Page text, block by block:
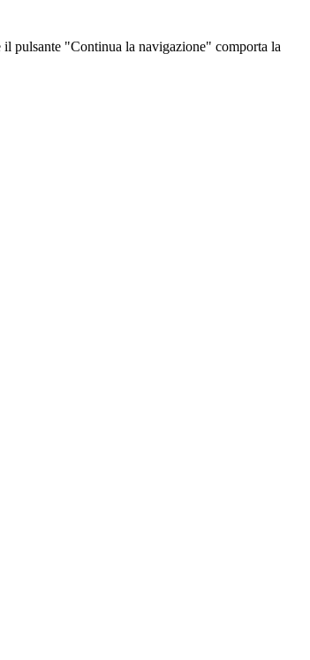
pulsante "Continua la navigazione" comporta la